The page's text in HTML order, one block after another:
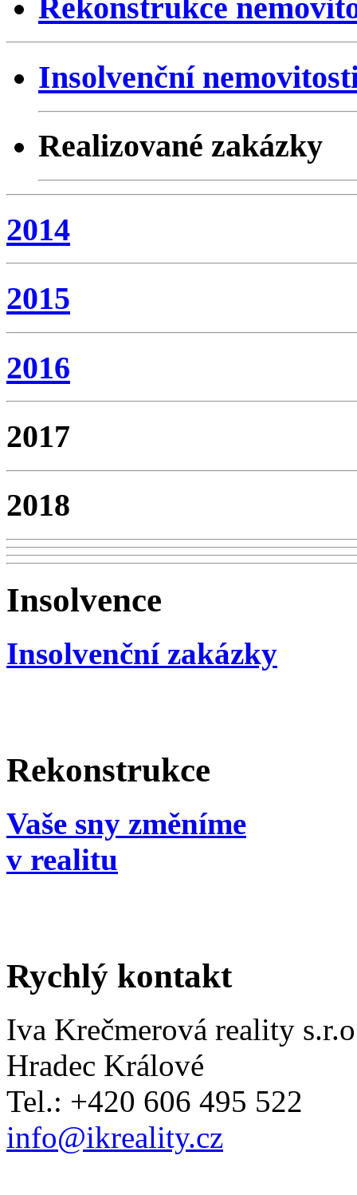
Rekonstrukce
Insolvenční
Realizované zakázky
2014
2015
2016
2017
2018
Insolvence
Insolvenční zakázky
Rekonstrukce
Vaše sny změníme
v realitu
Rychlý kontakt
Iva Krečmerová reality
Hradec Králové
Tel.: +420 606 495 522
info@ikreality.cz